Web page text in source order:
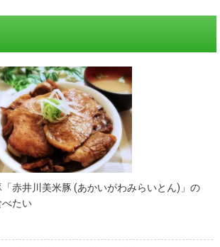
赤井川美米豚 (あかいがわみらいとん)」の
べたい